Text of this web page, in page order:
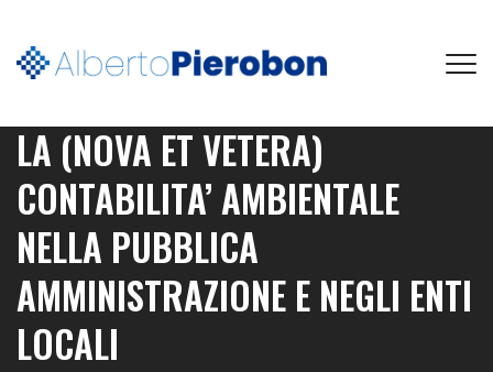
LA (NOVA ET VETERA)
CONTABILITA’ AMBIENTALE
NELLA PUBBLICA
AMMINISTRAZIONE E NEGLI ENTI
LOCALI